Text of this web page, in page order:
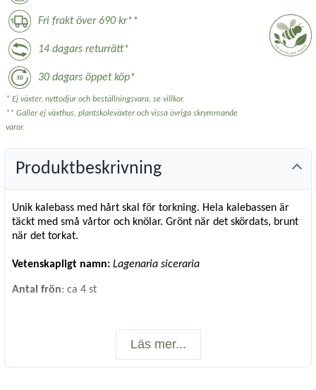
Fri frakt över 690 kr**
14 dagars returrätt*
30 dagars öppet köp*
* Ej växter, nyttodjur och beställningsvara, se villkor.
** Gäller ej växthus, plantskoleväxter och vissa övriga skrymmande
varor.
Produktbeskrivning
Unik kalebass med hårt skal för torkning. Hela kalebassen är
täckt med små vårtor och knölar. Grönt när det skördats, brunt
när det torkat.
Vetenskapligt namn: Lagenaria siceraria
Antal frön: ca 4 st
Läs mer...